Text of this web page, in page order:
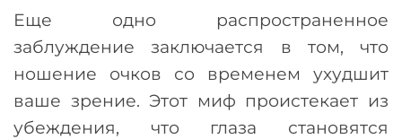
Еще одно распространенное
заблуждение заключается в том, что
ношение очков со временем ухудшит
ваше зрение. Этот миф проистекает из
убеждения, что глаза становятся